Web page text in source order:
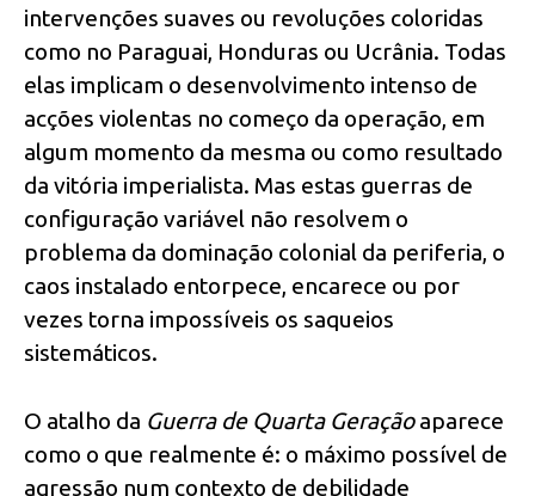
intervenções suaves ou revoluções coloridas
como no Paraguai, Honduras ou Ucrânia. Todas
elas implicam o desenvolvimento intenso de
acções violentas no começo da operação, em
algum momento da mesma ou como resultado
da vitória imperialista. Mas estas guerras de
configuração variável não resolvem o
problema da dominação colonial da periferia, o
caos instalado entorpece, encarece ou por
vezes torna impossíveis os saqueios
sistemáticos.
O atalho da Guerra de Quarta Geraçãoaparece
como o que realmente é: o máximo possível de
agressão num contexto de debilidade